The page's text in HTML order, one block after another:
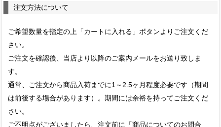
注文方法について
ご希望数量を指定の上「カートに入れる」ボタンよりご注文くだ
さい。
ご注文を確認後、当店より以降のご案内メールをお送り致しま
す。
通常、ご注文から商品入荷までに1～2.5ヶ月程度必要です（期間
は前後する場合があります）。期間には余裕を持ってご注文くだ
さい。
ご不明点がございましたら、注文前に「商品についてのお問合